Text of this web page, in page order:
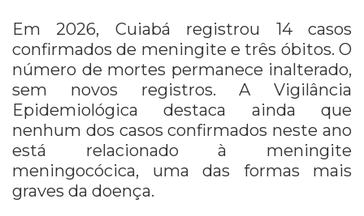
Em 2026, Cuiabá registrou 14 casos
confirmados de meningite e três óbitos. O
número de mortes permanece inalterado,
sem novos registros. A Vigilância
Epidemiológica destaca ainda que
nenhum dos casos confirmados neste ano
está relacionado à meningite
meningocócica, uma das formas mais
graves da doença.